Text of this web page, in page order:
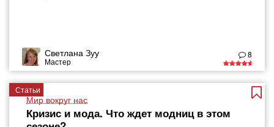
Светлана Зуу
Мастер
8
Статьи
Мир вокруг нас
Кризис и мода. Что ждет модниц в этом